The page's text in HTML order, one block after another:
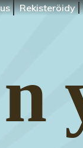
Rekisteröidy